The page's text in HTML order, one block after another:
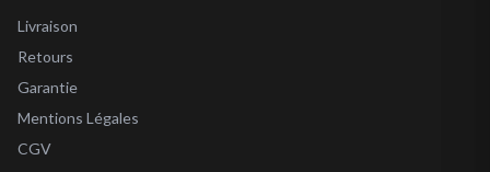
Livraison
Retours
Garantie
Mentions Légales
CGV